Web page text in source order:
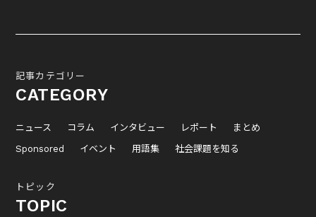
記事カテゴリー
CATEGORY
ニュース コラム インタビュー レポート
まとめ
Sponsored
イベント 用語集 社会課題を知る
トピック
TOPIC